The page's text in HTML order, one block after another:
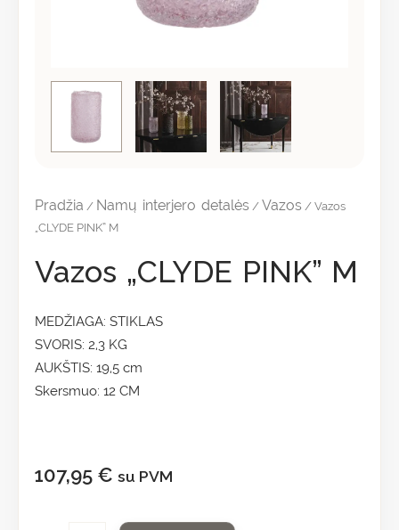
Pradžia / Namų interjero detalės /Vazos / Vazos
„CLYDE PINK” M
Vazos „CLYDE PINK” M
MEDŽIAGA: STIKLAS
SVORIS: 2,3 KG
AUKŠTIS: 19,5 cm
Skersmuo: 12 CM
107,95 € su PVM